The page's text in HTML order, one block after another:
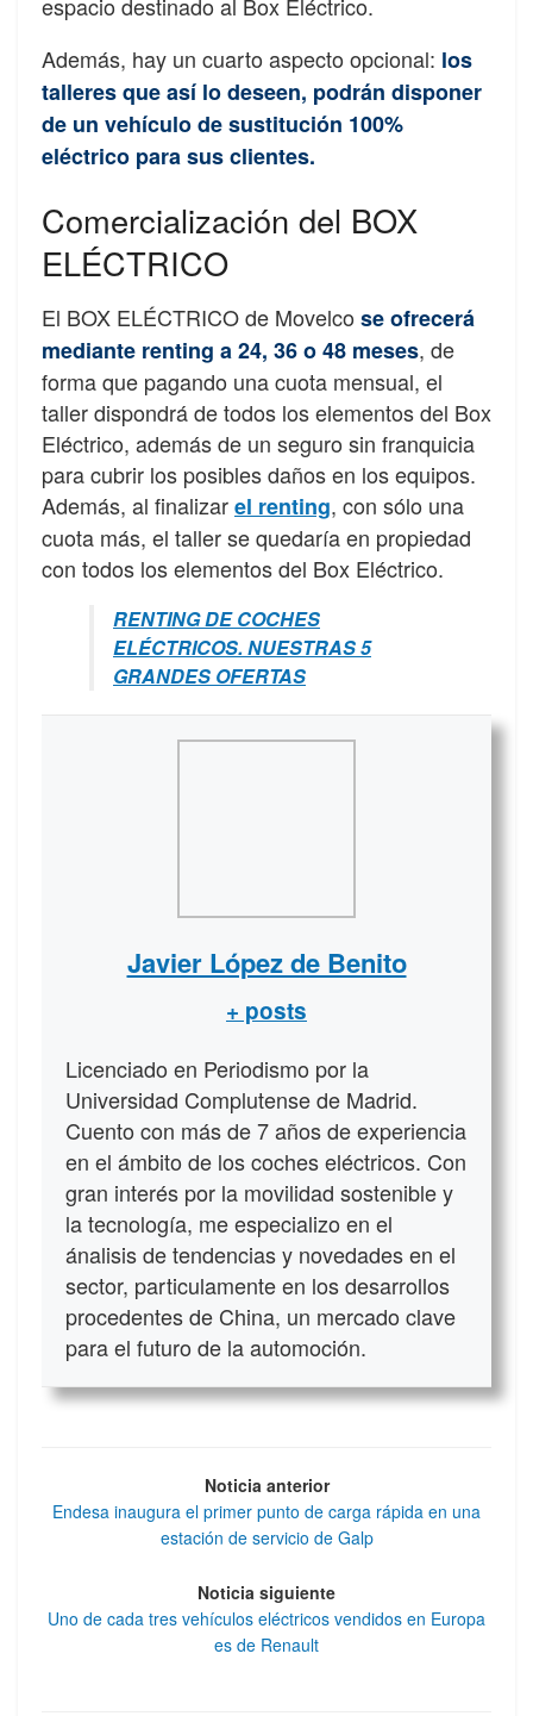
espacio destinado al Box Eléctrico.
Además, hay un cuarto aspecto opcional: los
talleres que así lo deseen, podrán disponer
de un vehículo de sustitución 100%
eléctrico para sus clientes.
Comercialización del BOX
ELÉCTRICO
El BOX ELÉCTRICO de Movelco se ofrecerá
mediante renting a 24, 36 o 48 meses, de
forma que pagando una cuota mensual, el
taller dispondrá de todos los elementos del Box
Eléctrico, además de un seguro sin franquicia
para cubrir los posibles daños en los equipos.
Además, al finalizarel renting, con sólo una
cuota más, el taller se quedaría en propiedad
con todos los elementos del Box Eléctrico.
RENTING DE COCHES
ELÉCTRICOS. NUESTRAS 5
GRANDES OFERTAS
Javier López de Benito
+ posts
Licenciado en Periodismo por la
Universidad Complutense de Madrid.
Cuento con más de 7 años de experiencia
en el ámbito de los coches eléctricos. Con
gran interés por la movilidad sostenible y
la tecnología, me especializo en el
ánalisis de tendencias y novedades en el
sector, particulamente en los desarrollos
procedentes de China, un mercado clave
para el futuro de la automoción.
Noticia anterior
Endesa inaugura el primer punto de carga rápida en una
estación de servicio de Galp
Noticia siguiente
Uno de cada tres vehículos eléctricos vendidos en Europa
es de Renault